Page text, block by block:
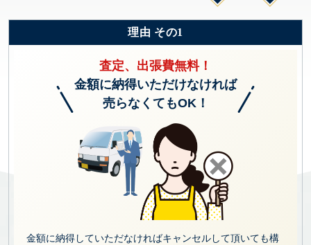
理由 その1
査定、出張費無料！
金額に納得いただけなければ
売らなくてもOK！
金額に納得していただなければキャンセルして頂いても構